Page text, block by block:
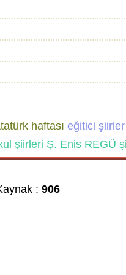
haftası eğitici şiirler
şiirleri Ş. Enis REGÜ
:906